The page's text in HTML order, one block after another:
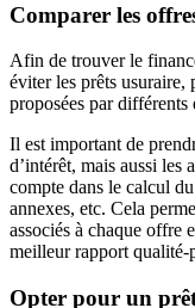
Comparer les
Afin de trouver le
éviter les prêts usuraire,
proposées par différents
Il est important de
d’intérêt, mais aussi les
compte dans le calcul
annexes, etc. Cela
associés à chaque offre
meilleur rapport qualité-
Opter pour un